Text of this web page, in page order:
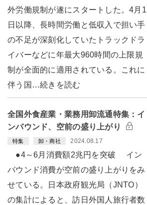
外労働規制が遂にスタートした。4月1
日以降、長時間労働と低収入で担い手
の不足が深刻化していたトラックドラ
イバーなどに年最大960時間の上限規
制が全面的に適用されている。これに
伴う国…続きを読む
全国外食産業・業務用卸流通特集：イ
ンバウンド、空前の盛り上がり
特集 卸・商社 2024.08.17
●4～6月消費額2兆円を突破 イン
バウンド消費が空前の盛り上がりをみ
せている。日本政府観光局（JNTO）
の集計によると、訪日外国人旅行者数